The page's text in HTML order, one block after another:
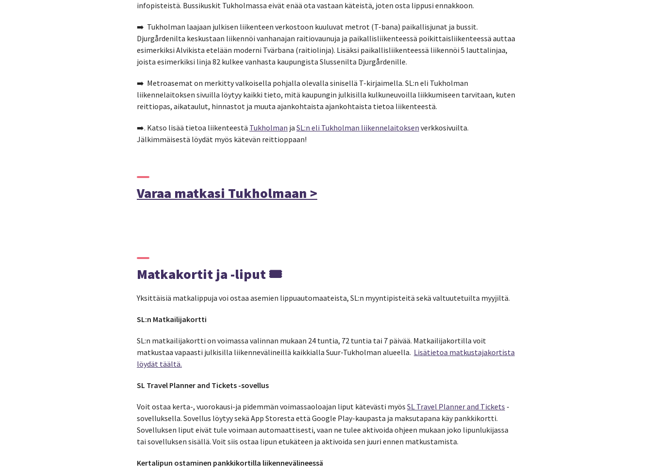
infopisteistä. Bussikuskit Tukholmassa eivät enää ota vastaan käteistä, joten osta lippusi ennakkoon.
➡️ Tukholman laajaan julkisen liikenteen verkostoon kuuluvat metrot (T-bana) paikallisjunat ja bussit.
Djurgårdenilta keskustaan liikennöi vanhanajan raitiovaunuja ja paikallisliikenteessä poikittaisliikenteessä auttaa
esimerkiksi Alvikista etelään moderni Tvärbana (raitiolinja). Lisäksi paikallisliikenteessä liikennöi 5 lauttalinjaa,
joista esimerkiksi linja 82 kulkee vanhasta kaupungista Slussenilta Djurgårdenille.
➡️ Metroasemat on merkitty valkoisella pohjalla olevalla sinisellä T-kirjaimella. SL:n eli Tukholman
liikennelaitoksen sivuilla löytyy kaikki tieto, mitä kaupungin julkisilla kulkuneuvoilla liikkumiseen tarvitaan, kuten
reittiopas, aikataulut, hinnastot ja muuta ajankohtaista ajankohtaista tietoa liikenteestä.
➡️. Katso lisää tietoa liikenteestä Tukholman ja SL:n eli Tukholman liikennelaitoksen verkkosivuilta.
Jälkimmäisestä löydät myös kätevän reittioppaan!
Varaa matkasi Tukholmaan >
Matkakortit ja -liput 🎟
Yksittäisiä matkalippuja voi ostaa asemien lippuautomaateista, SL:n myyntipisteitä sekä valtuutetuilta myyjiltä.
SL:n Matkailijakortti
SL:n matkailijakortti on voimassa valinnan mukaan 24 tuntia, 72 tuntia tai 7 päivää. Matkailijakortilla voit
matkustaa vapaasti julkisilla liikennevälineillä kaikkialla Suur-Tukholman alueella. Lisätietoa matkustajakortista
löydät täältä.
SL Travel Planner and Tickets -sovellus
Voit ostaa kerta-, vuorokausi-ja pidemmän voimassaoloajan liput kätevästi myös SL Travel Planner and Tickets -
sovelluksella. Sovellus löytyy sekä App Storesta että Google Play-kaupasta ja maksutapana käy pankkikortti.
Sovelluksen liput eivät tule voimaan automaattisesti, vaan ne tulee aktivoida ohjeen mukaan joko lipunlukijassa
tai sovelluksen sisällä. Voit siis ostaa lipun etukäteen ja aktivoida sen juuri ennen matkustamista.
Kertalipun ostaminen pankkikortilla liikennevälineessä